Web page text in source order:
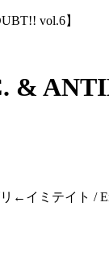
vol.6】
←イミテイト /